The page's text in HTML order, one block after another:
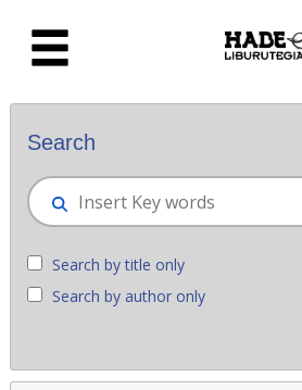
New books -
Search
Search by title only
Search by author only